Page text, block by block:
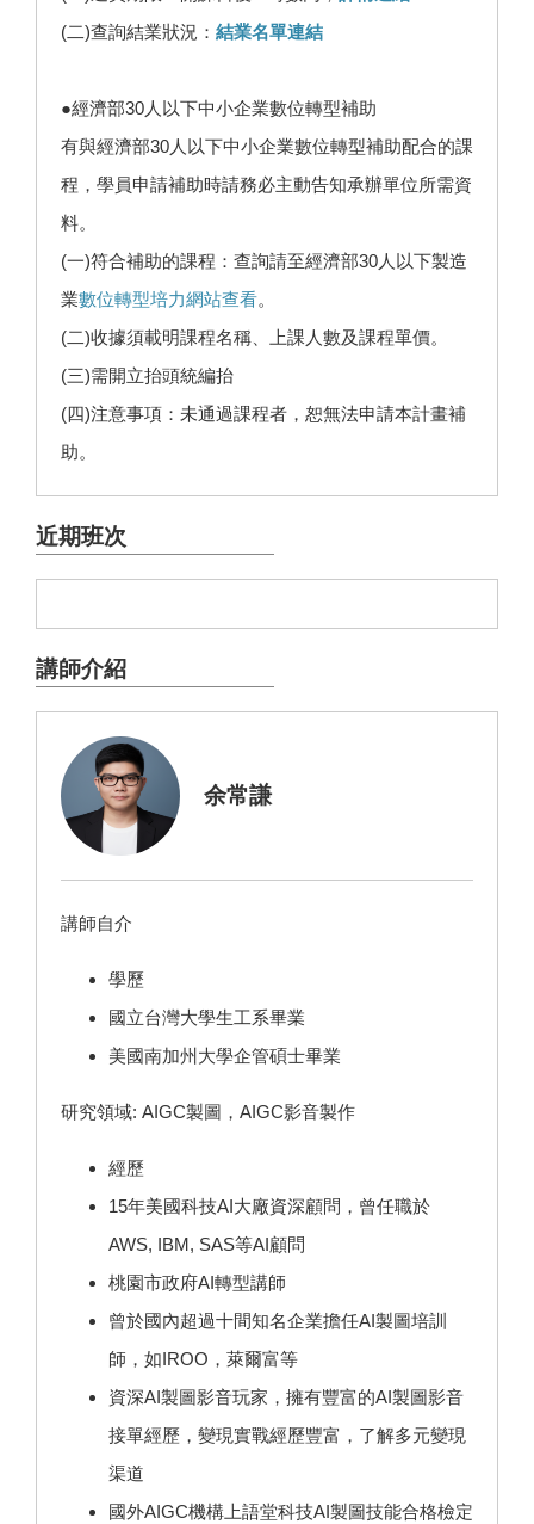
(二)查詢結業狀況： 結業名單連結
●經濟部30人以下中小企業數位轉型補助
有與經濟部30人以下中小企業數位轉型補助配合的課
程，學員申請補助時請務必主動告知承辦單位所需資
料。
(一)符合補助的課程：查詢請至經濟部30人以下製造
業數位轉型培力網站查看。
(二)收據須載明課程名稱、上課人數及課程單價。
(三)需開立抬頭統編抬
(四)注意事項：未通過課程者，恕無法申請本計畫補
助。
近期班次
講師介紹
余常謙
講師自介
學歷
國立台灣大學生工系畢業
美國南加州大學企管碩士畢業
研究領域: AIGC製圖，AIGC影音製作
經歷
15年美國科技AI大廠資深顧問，曾任職於
AWS, IBM, SAS等AI顧問
桃園市政府AI轉型講師
曾於國內超過十間知名企業擔任AI製圖培訓
師，如IROO，萊爾富等
資深AI製圖影音玩家，擁有豐富的AI製圖影音
接單經歷，變現實戰經歷豐富，了解多元變現
渠道
國外AIGC機構上語堂科技AI製圖技能合格檢定